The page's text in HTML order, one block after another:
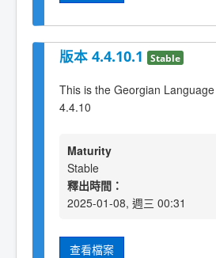
版本 4.4.10.1 Stable
This is the Georgian
4.4.10
Maturity
Stable
釋出時間：
2025-01-08, 週三 00:31
查看檔案